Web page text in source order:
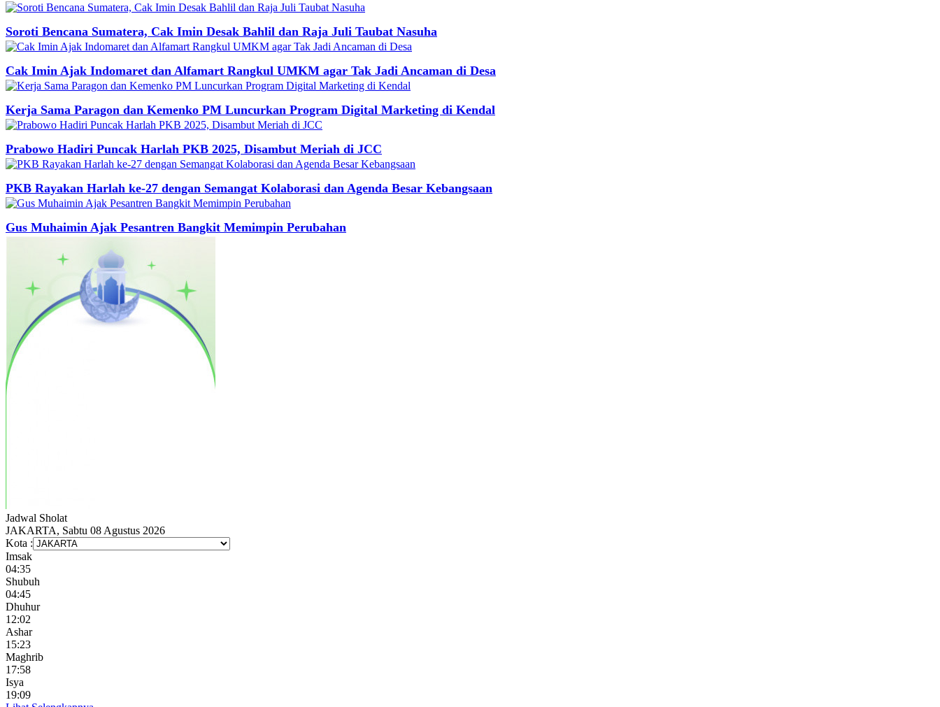
Soroti Bencana Sumatera, Cak Imin Desak Bahlil dan Raja Juli Taubat Nasuha
Cak Imin Ajak Indomaret dan Alfamart Rangkul UMKM agar Tak Jadi Ancaman di Desa
Kerja Sama Paragon dan Kemenko PM Luncurkan Program Digital Marketing di Kendal
Prabowo Hadiri Puncak Harlah PKB 2025, Disambut Meriah di JCC
PKB Rayakan Harlah ke-27 dengan Semangat Kolaborasi dan Agenda Besar Kebangsaan
Gus Muhaimin Ajak Pesantren Bangkit Memimpin Perubahan
Jadwal Sholat
JAKARTA, Sabtu 08 Agustus 2026
Kota :
Imsak
04:35
Shubuh
04:45
Dhuhur
12:02
Ashar
15:23
Maghrib
17:58
Isya
19:09